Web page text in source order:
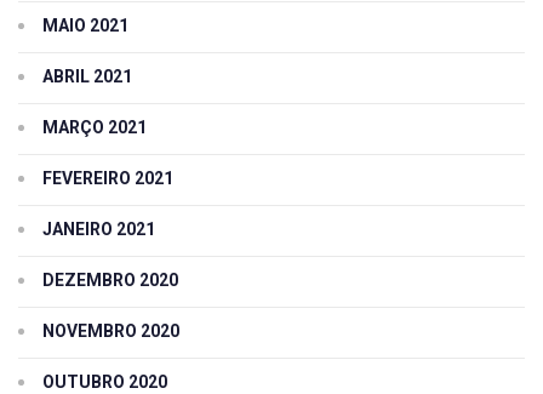
MAIO 2021
ABRIL 2021
MARÇO 2021
FEVEREIRO 2021
JANEIRO 2021
DEZEMBRO 2020
NOVEMBRO 2020
OUTUBRO 2020